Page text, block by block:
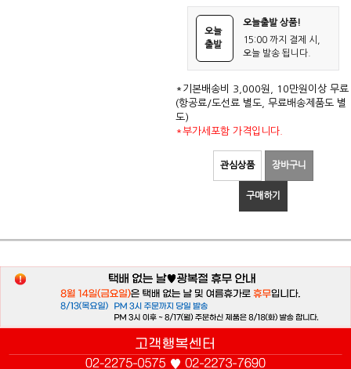
오늘
출발
오늘출발 상품!
15:00 까지 결제 시,
오늘 발송 됩니다.
*기본배송비 3,000원, 10만원이상 무료
(항공료/도선료 별도, 무료배송제품도 별
도)
*부가세포함 가격입니다.
관심상품 장바구니
구매하기